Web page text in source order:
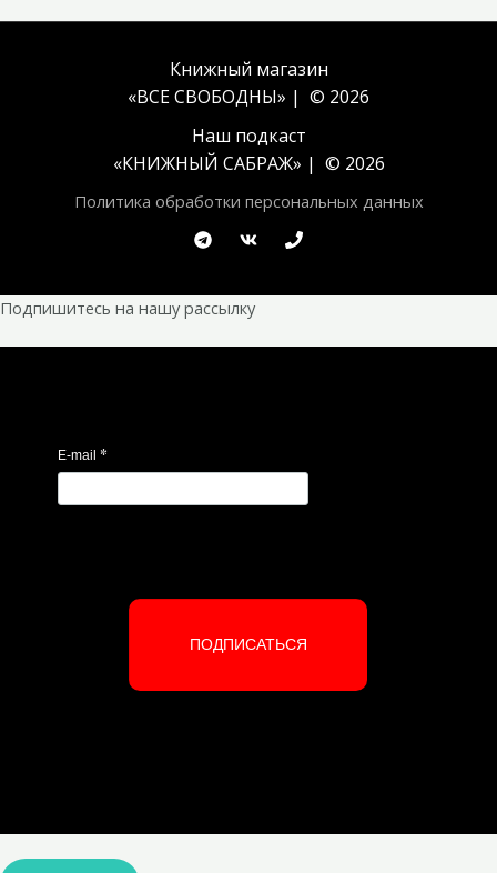
Книжный магазин
«ВСЕ СВОБОДНЫ» | © 2026
Наш подкаст
«КНИЖНЫЙ САБРАЖ» | © 2026
Политика обработки персональных данных
Подпишитесь на нашу рассылку
E-mail *
ПОДПИСАТЬСЯ